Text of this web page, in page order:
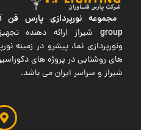
مجموعه نورپردازی پارس فن
groupشیراز ارائه دهنده
ونورپردازی نما، پیشرو در زمینه
های روشنایی در پروژه های
شیراز و سراسر ایران می باشد.